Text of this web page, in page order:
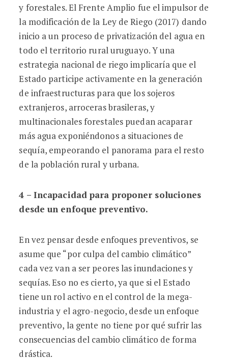
y forestales. El Frente Amplio fue el impulsor de
la modificación de la Ley de Riego (2017) dando
inicio a un proceso de privatización del agua en
todo el territorio rural uruguayo. Y una
estrategia nacional de riego implicaría que el
Estado participe activamente en la generación
de infraestructuras para que los sojeros
extranjeros, arroceras brasileras, y
multinacionales forestales puedan acaparar
más agua exponiéndonos a situaciones de
sequía, empeorando el panorama para el resto
de la población rural y urbana.
4 – Incapacidad para proponer soluciones
desde un enfoque preventivo.
En vez pensar desde enfoques preventivos, se
asume que “por culpa del cambio climático”
cada vez van a ser peores las inundaciones y
sequías. Eso no es cierto, ya que si el Estado
tiene un rol activo en el control de la mega-
industria y el agro-negocio, desde un enfoque
preventivo, la gente no tiene por qué sufrir las
consecuencias del cambio climático de forma
drástica.